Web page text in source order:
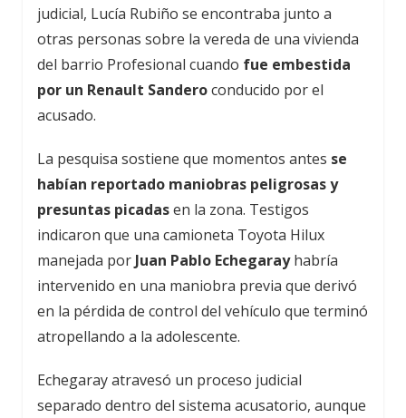
judicial, Lucía Rubiño se encontraba junto a
otras personas sobre la vereda de una vivienda
del barrio Profesional cuando fue embestida
por un Renault Sanderoconducido por el
acusado.
La pesquisa sostiene que momentos antes se
habían reportado maniobras peligrosas y
presuntas picadasen la zona. Testigos
indicaron que una camioneta Toyota Hilux
manejada por Juan Pablo Echegarayhabría
intervenido en una maniobra previa que derivó
en la pérdida de control del vehículo que terminó
atropellando a la adolescente.
Echegaray atravesó un proceso judicial
separado dentro del sistema acusatorio, aunque